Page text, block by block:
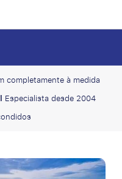
completamente à medida
Especialista desde 2004